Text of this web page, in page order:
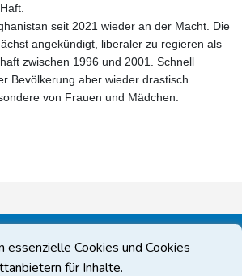
Cookies und Cookies
für Inhalte.
seit 2021 wieder an der Macht. Die
angekündigt, liberaler zu regieren als
zwischen 1996 und 2001. Schnell
Bevölkerung aber wieder drastisch
von Frauen und Mädchen.